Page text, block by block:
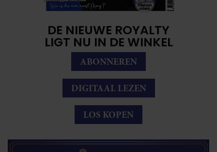
DE NIEUWE ROYALTY
LIGT NU IN DE WINKEL
ABONNEREN
DIGITAAL LEZEN
LOS KOPEN